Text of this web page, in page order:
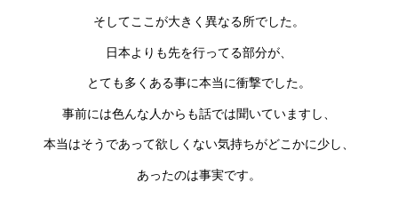
そしてここが大きく異なる所でした。
日本よりも先を行ってる部分が、
とても多くある事に本当に衝撃でした。
事前には色んな人からも話では聞いていますし、
本当はそうであって欲しくない気持ちがどこかに少し、
あったのは事実です。